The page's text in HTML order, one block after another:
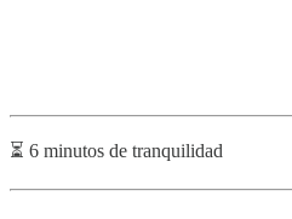
⏳ 6 minutos de tranquilidad